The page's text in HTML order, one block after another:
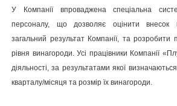
У Компанії впроваджена спеціальна
персоналу, що дозволяє оцінити внесок
загальний результат Компанії, та розробити
рівня винагороди. Усі працівники Компанії
діяльності, за результатами якої
кварталу/місяця та розмір їх винагороди.